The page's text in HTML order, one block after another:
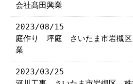
会社髙田興業
2023/08/15
庭作り 坪庭 さいたま市岩槻
業
2023/03/25